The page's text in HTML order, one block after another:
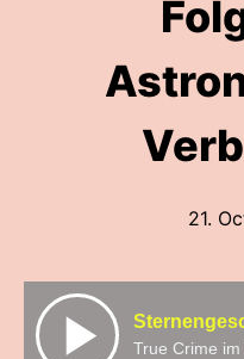
21.
True Crime im